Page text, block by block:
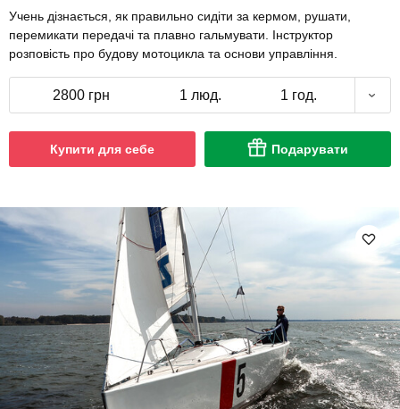
Учень дізнається, як правильно сидіти за кермом, рушати,
перемикати передачі та плавно гальмувати. Інструктор
розповість про будову мотоцикла та основи управління.
2800 грн 1 люд. 1 год.
Купити для себе Подарувати